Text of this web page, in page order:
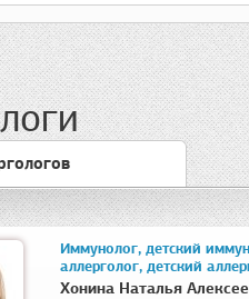
Иммунолог, детский
аллерголог, детский
Хонина Наталья